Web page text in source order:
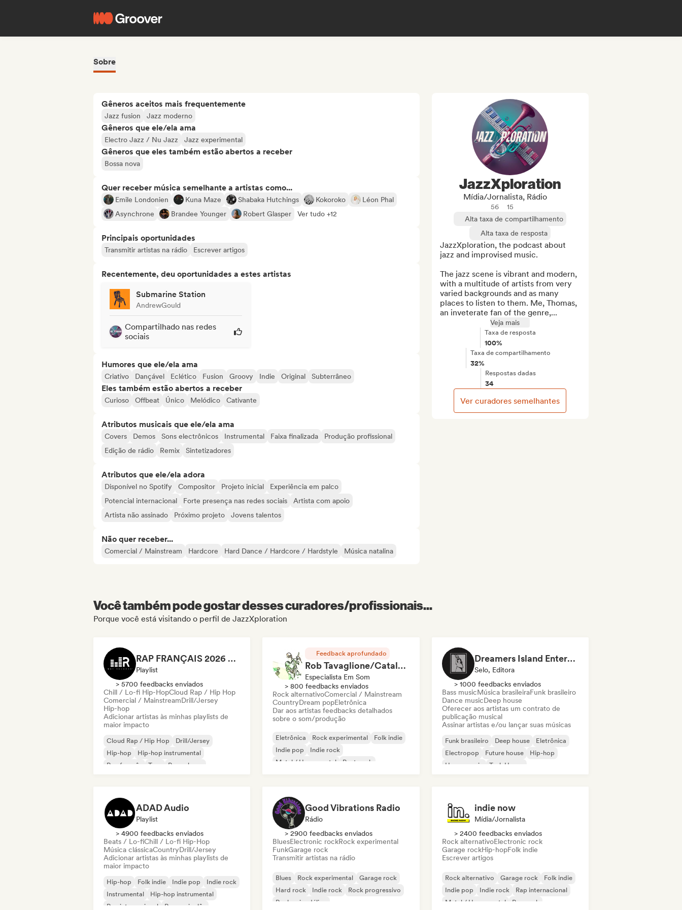
Sobre
Gêneros aceitos mais frequentemente
Jazz fusion Jazz moderno
Gêneros que ele/ela ama
Electro Jazz / Nu Jazz Jazz experimental
Gêneros que eles também estão abertos a receber
Bossa nova
Quer receber música semelhante a artistas como...
Emile Londonien Kuna Maze Shabaka Hutchings Kokoroko
Léon Phal
Asynchrone
Brandee Younger Robert Glasper Ver tudo +12
Principais oportunidades
Transmitir artistas na rádio Escrever artigos
Recentemente, deu oportunidades a estes artistas
Submarine Station
AndrewGould
Compartilhado nas redes
sociais
Humores que ele/ela ama
Criativo Dançável Eclético Fusion Groovy Indie Original Subterrâneo
Eles também estão abertos a receber
Curioso Offbeat Único Melódico Cativante
Atributos musicais que ele/ela ama
Covers Demos Sons electrônicos Instrumental Faixa finalizada
Produção profissional
Edição de rádio
Remix Sintetizadores
Atributos que ele/ela adora
Disponível no Spotify Compositor Projeto inicial
Experiência em palco
Potencial internacional
Forte presença nas redes sociais
Artista com apoio
Artista não assinado
Próximo projeto Jovens talentos
Não quer receber...
Comercial / Mainstream Hardcore Hard Dance / Hardcore / Hardstyle Música natalina
JazzXploration
Mídia/Jornalista, Rádio
56
15
Alta taxa de compartilhamento
Alta taxa de resposta
JazzXploration, the podcast about
jazz and improvised music.
The jazz scene is vibrant and modern,
with a multitude of artists from very
varied backgrounds and as many
places to listen to them. Me, Thomas,
an inveterate fan of the genre,...
Veja mais
Taxa de resposta
100%
Taxa de compartilhamento
32%
Respostas dadas
34
Ver curadores semelhantes
Você também pode gostar desses curadores/profissionais...
Porque você está visitando o perfil de JazzXploration
RAP FRANÇAIS 2026 🔥🇫🇷 (Way Records)
Playlist
> 5700 feedbacks enviados
Chill / Lo-fi Hip-HopCloud Rap / Hip Hop
Comercial / MainstreamDrill/Jersey
Hip-hop
Adicionar artistas às minhas playlists de
maior impacto
Cloud Rap / Hip Hop
Drill/Jersey
Hip-hop
Hip-hop instrumental
Rap francês
Trap
Pop urbano
Feedback aprofundado
Rob Tavaglione/Catalyst Recording
Especialista Em Som
> 800 feedbacks enviados
Rock alternativoComercial / Mainstream
CountryDream popEletrônica
Dar aos artistas feedbacks detalhados
sobre o som/produção
Eletrônica Rock experimental
Folk indie
Indie pop
Indie rock
Metal / Heavy metal
Post punk
Dreamers Island Entertainment
Selo, Editora
> 1000 feedbacks enviados
Bass musicMúsica brasileiraFunk brasileiro
Dance musicDeep house
Oferecer aos artistas um contrato de
publicação musical
Assinar artistas e/ou lançar suas músicas
Funk brasileiro Deep house
Eletrônica
Electropop
Future house
Hip-hop
House music
Tech House
ADAD Audio
Playlist
> 4900 feedbacks enviados
Beats / Lo-fiChill / Lo-fi Hip-Hop
Música clássicaCountryDrill/Jersey
Adicionar artistas às minhas playlists de
maior impacto
Hip-hop Folk indie Indie pop
Indie rock
Instrumental
Hip-hop instrumental
Rap internacional
Rap em inglês
Good Vibrations Radio
Rádio
> 2900 feedbacks enviados
BluesElectronic rockRock experimental
FunkGarage rock
Transmitir artistas na rádio
Blues Rock experimental
Garage rock
Hard rock
Indie rock
Rock progressivo
Rock psicodélico
indie now
Mídia/Jornalista
> 2400 feedbacks enviados
Rock alternativoElectronic rock
Garage rockHip-hopFolk indie
Escrever artigos
Rock alternativo Garage rock
Folk indie
Indie pop
Indie rock
Rap internacional
Metal / Heavy metal
Pop rock